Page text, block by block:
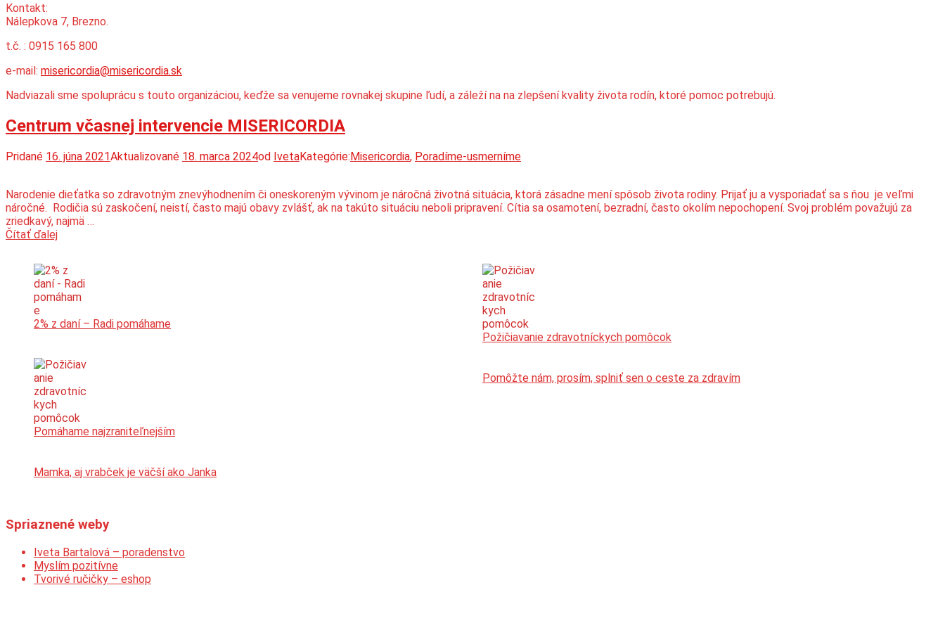
Kontakt:
Nálepkova 7, Brezno.
t.č. : 0915 165 800
e-mail: misericordia@misericordia.sk
Nadviazali sme spoluprácu s touto organizáciou, keďže sa venujeme rovnakej skupine ľudí, a záleží na na zlepšení kvality života rodín, ktoré pomoc potrebujú.
Centrum včasnej intervencie MISERICORDIA
Pridané 16. júna 2021Aktualizované 18. marca 2024od IvetaKategórie:Misericordia, Poradíme-usmerníme
Narodenie dieťatka so zdravotným znevýhodnením či oneskoreným vývinom je náročná životná situácia, ktorá zásadne mení spôsob života rodiny. Prijať ju a vysporiadať sa s ňou je veľmi
náročné. Rodičia sú zaskočení, neistí, často majú obavy zvlášť, ak na takúto situáciu neboli pripravení. Cítia sa osamotení, bezradní, často okolím nepochopení. Svoj problém považujú za
zriedkavý, najmä …
Čítať ďalejCentrum
MISERICORDIA
2% z daní – Radi pomáhame
Požičiavanie zdravotníckych pomôcok
Pomáhame najzraniteľnejším
Pomôžte nám, prosím, splniť sen o ceste za zdravím
Mamka, aj vrabček je väčší ako Janka
Spriaznené weby
Iveta Bartalová – poradenstvo
Myslím pozitívne
Tvorivé ručičky – eshop